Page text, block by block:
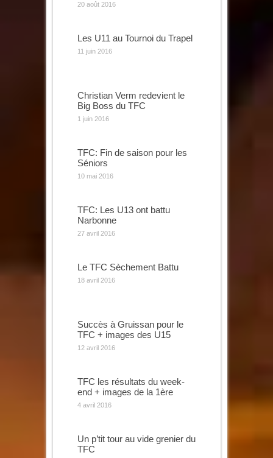
20 août 2016
Les U11 au Tournoi du Trapel
11 juin 2016
Christian Verm redevient le
Big Boss du TFC
1 juin 2016
TFC: Fin de saison pour les
Séniors
10 mai 2016
TFC: Les U13 ont battu
Narbonne
27 avril 2016
Le TFC Sèchement Battu
18 avril 2016
Succès à Gruissan pour le
TFC + images des U15
12 avril 2016
TFC les résultats du week-
end + images de la 1ère
4 avril 2016
Un p’tit tour au vide grenier du
TFC